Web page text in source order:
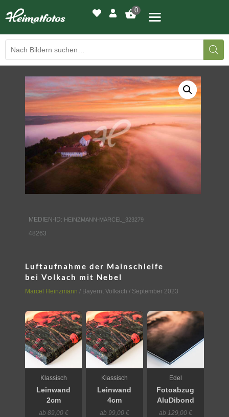
0
BILDERGALERIE
DRUCKQUALITÄTEN
LED-LEUCHTBILDER
WIR DRUCKEN IHR BILD
AUSSTELLUNGEN
KONTAKT
MEDIEN-ID: HEINZMANN-MARCEL_323279
48263
Luftaufnahme der Mainschleife
bei Volkach mit Nebel
Marcel Heinzmann / Bayern, Volkach / September 2023
Klassisch
Leinwand
2cm
ab 89,00 €
Klassisch
Leinwand
4cm
ab 99,00 €
Edel
Fotoabzug
AluDibond
ab 129,00 €